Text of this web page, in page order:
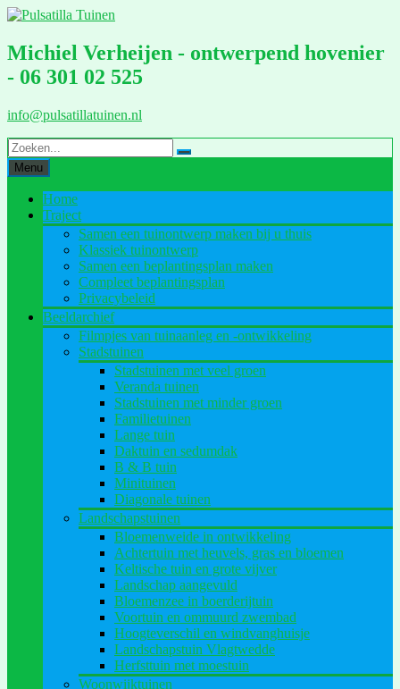
Ga
de
inhoud
Michiel Verheijen - ontwerpend hovenier
- 06 301 02 525
info@pulsatillatuinen.nl
Menu
Home
Traject
Samen een tuinontwerp maken bij u thuis
Klassiek tuinontwerp
Samen een beplantingsplan maken
Compleet beplantingsplan
Privacybeleid
Beeldarchief
Filmpjes van tuinaanleg en -ontwikkeling
Stadstuinen
Stadstuinen met veel groen
Veranda tuinen
Stadstuinen met minder groen
Familietuinen
Lange tuin
Daktuin en sedumdak
B & B tuin
Minituinen
Diagonale tuinen
Landschapstuinen
Bloemenweide in ontwikkeling
Achtertuin met heuvels, gras en bloemen
Keltische tuin en grote vijver
Landschap aangevuld
Bloemenzee in boerderijtuin
Voortuin en ommuurd zwembad
Hoogteverschil en windvanghuisje
Landschapstuin Vlagtwedde
Herfsttuin met moestuin
Woonwijktuinen